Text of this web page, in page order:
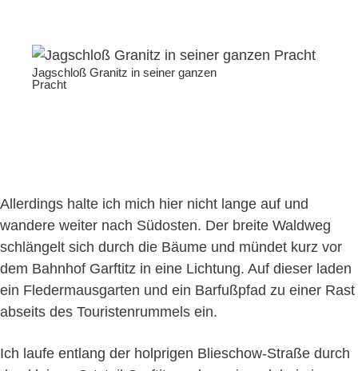
Jagschloß Granitz in seiner ganzen
Pracht
Allerdings halte ich mich hier nicht lange auf und
wandere weiter nach Südosten. Der breite Waldweg
schlängelt sich durch die Bäume und mündet kurz vor
dem Bahnhof Garftitz in eine Lichtung. Auf dieser laden
ein Fledermausgarten und ein Barfußpfad zu einer Rast
abseits des Touristenrummels ein.
Ich laufe entlang der holprigen Blieschow-Straße durch